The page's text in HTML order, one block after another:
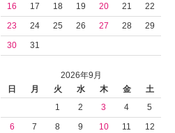
16
17 18 19 20 21
22
23
24 25 26 27 28
29
30
31
2026年9月
日
月 火 水 木 金
土
1
2 3 4
5
6
7 8 9 10 11
12